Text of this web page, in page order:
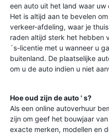
een auto uit het land waar
Het is altijd aan te bevelen
verkeer-afdeling, waar je
raden altijd sterk het hebben
´s-licentie met u wanneer u
buitenland. De plaatselijke
om u de auto indien u niet
Hoe oud zijn de auto ' s?
Als een online autoverhuur
zijn om geef het bouwjaar
exacte merken, modellen en